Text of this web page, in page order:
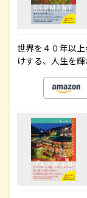
世界を４０年以
けする、人生を